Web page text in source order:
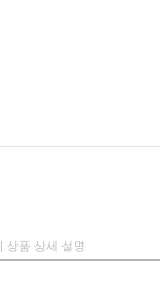
| 상품 상세 설명